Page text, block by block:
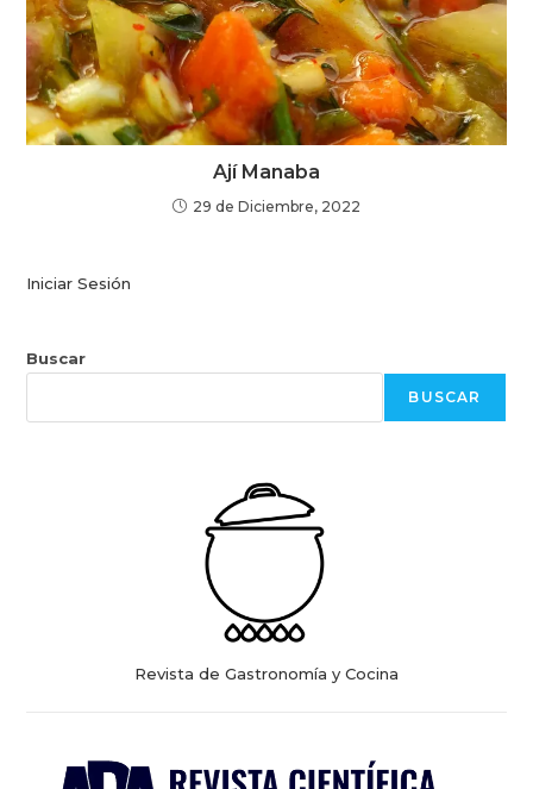
Ají Manaba
29 de Diciembre, 2022
Iniciar Sesión
Buscar
BUSCAR
Revista de Gastronomía y Cocina